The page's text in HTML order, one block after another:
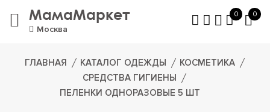
МамаМаркет
Москва
0 0
ГЛАВНАЯ КАТАЛОГ ОДЕЖДЫ
КОСМЕТИКА
CРЕДСТВА ГИГИЕНЫ
ПЕЛЕНКИ ОДНОРАЗОВЫЕ 5 ШТ